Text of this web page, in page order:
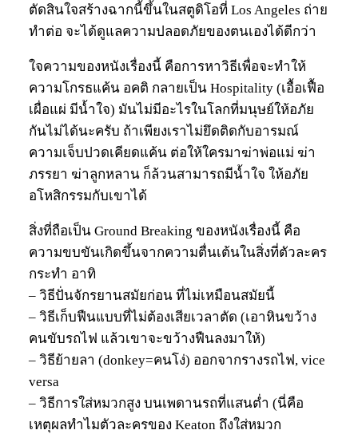
ตัดสินใจสร้างฉากนี้ขึ้นในสตูดิโอที่ Los Angeles ถ่าย
ทำต่อ จะได้ดูแลความปลอดภัยของตนเองได้ดีกว่า
ใจความของหนังเรื่องนี้ คือการหาวิธีเพื่อจะทำให้
ความโกรธแค้น อคติ กลายเป็น Hospitality (เอื้อเฟื้อ
เผื่อแผ่ มีน้ำใจ) มันไม่มีอะไรในโลกที่มนุษย์ให้อภัย
กันไม่ได้นะครับ ถ้าเพียงเราไม่ยึดติดกับอารมณ์
ความเจ็บปวดเคียดแค้น ต่อให้ใครมาฆ่าพ่อแม่ ฆ่า
ภรรยา ฆ่าลูกหลาน ก็ล้วนสามารถมีน้ำใจ ให้อภัย
อโหสิกรรมกับเขาได้
สิ่งที่ถือเป็น Ground Breaking ของหนังเรื่องนี้ คือ
ความขบขันเกิดขึ้นจากความตื่นเต้นในสิ่งที่ตัวละคร
กระทำ อาทิ
– วิธีปั่นจักรยานสมัยก่อน ที่ไม่เหมือนสมัยนี้
– วิธีเก็บฟืนแบบที่ไม่ต้องเสียเวลาตัด (เอาหินขว้าง
คนขับรถไฟ แล้วเขาจะขว้างฟืนลงมาให้)
– วิธีย้ายลา (donkey=คนโง่) ออกจากรางรถไฟ, vice
versa
– วิธีการใส่หมวกสูง บนเพดานรถที่แสนต่ำ (นี่คือ
เหตุผลทำไมตัวละครของ Keaton ถึงใส่หมวก